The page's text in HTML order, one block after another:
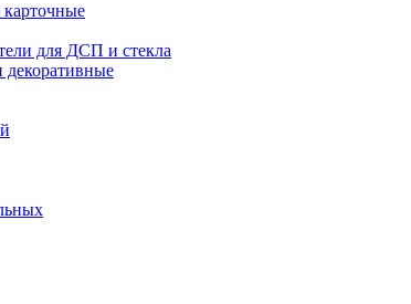
для ДСП и стекла
декоративные